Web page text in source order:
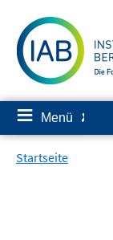
zum
Inhalt
≡ Menü ✘
Startseite